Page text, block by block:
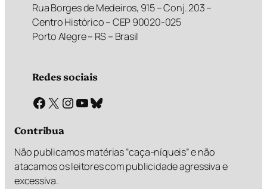
Rua Borges de Medeiros, 915 – Conj. 203 –
Centro Histórico – CEP 90020-025
Porto Alegre – RS – Brasil
Redes sociais
Facebook X Instagram Youtube Bluesky
Contribua
Não publicamos matérias “caça-níqueis” e não
atacamos os leitores com publicidade agressiva e
excessiva.